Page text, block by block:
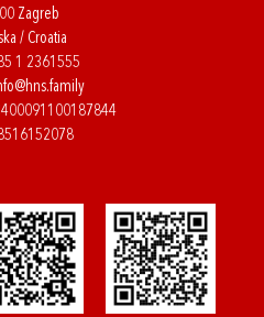
Zagreb
/ Croatia
1 2361555